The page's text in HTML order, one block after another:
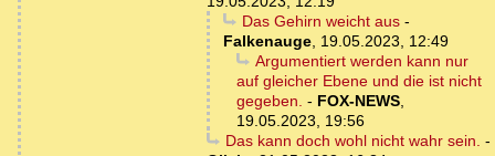
Das Gehirn weicht aus-
Falkenauge 19.05.2023, 12:49
Argumentiert werden kann nur
auf gleicher Ebene und die ist nicht
gegeben. - FOX-NEWS
19.05.2023, 19:56
Das kann doch wohl nicht wahr sein. -